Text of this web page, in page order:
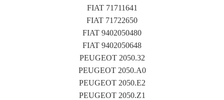
FIAT 71711641
FIAT 71722650
FIAT 9402050480
FIAT 9402050648
PEUGEOT 2050.32
PEUGEOT 2050.A0
PEUGEOT 2050.E2
PEUGEOT 2050.Z1